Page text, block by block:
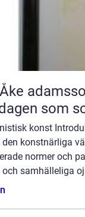
ett konstnärskap
som
konst
konstnärliga
normer och
samhälleliga